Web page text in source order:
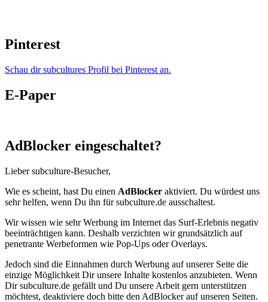
Pinterest
Schau dir subcultures Profil bei Pinterest an.
E-Paper
AdBlocker eingeschaltet?
Lieber subculture-Besucher,
Wie es scheint, hast Du einen AdBlocker aktiviert. Du würdest uns
sehr helfen, wenn Du ihn für subculture.de ausschaltest.
Wir wissen wie sehr Werbung im Internet das Surf-Erlebnis negativ
beeinträchtigen kann. Deshalb verzichten wir grundsätzlich auf
penetrante Werbeformen wie Pop-Ups oder Overlays.
Jedoch sind die Einnahmen durch Werbung auf unserer Seite die
einzige Möglichkeit Dir unsere Inhalte kostenlos anzubieten. Wenn
Dir subculture.de gefällt und Du unsere Arbeit gern unterstützen
möchtest, deaktiviere doch bitte den AdBlocker auf unseren Seiten.